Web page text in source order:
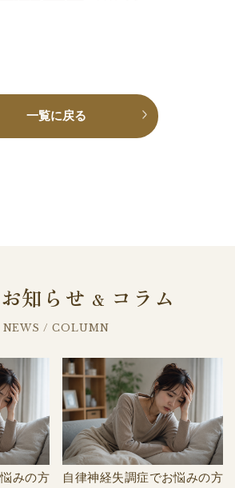
一覧に戻る
知らせ & コラム
NEWS / COLUMN
みの方
自律神経失調症でお悩みの方